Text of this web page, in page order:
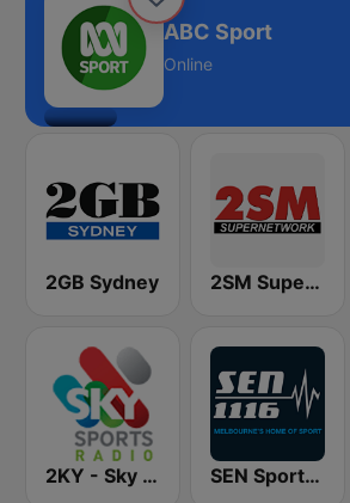
ABC Sport
Online
2GB Sydney 2SM Super Radio
2KY - Sky Sports Radio SEN Sports 1116 AM